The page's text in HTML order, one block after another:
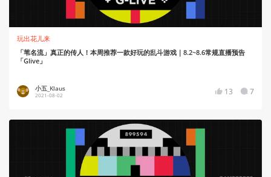
玩出花儿来
「苇名流」真正的传人！本周推荐一款好玩的乱斗游戏｜8.2~8.6常规直播预告
「Glive」
小五_Klaus
2021-08-02 13 7